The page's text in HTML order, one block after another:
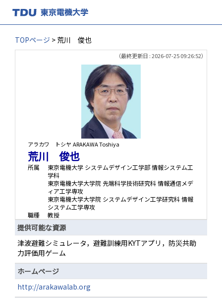
TOPページ > 荒川 俊也
（最終更新日 : 2026-07-25 09:26:52）
アラカワ トシヤ ARAKAWA Toshiya
荒川 俊也
所属
東京電機大学 システムデザイン工学部 情報システム工
学科
東京電機大学大学院 先端科学技術研究科 情報通信メデ
ィア工学専攻
東京電機大学大学院 システムデザイン工学研究科 情報
システム工学専攻
職種
教授
提供可能な資源
津波避難シミュレータ，避難訓練用KYTアプリ，防災共助
力評価用ゲーム
ホームページ
http://arakawalab.org